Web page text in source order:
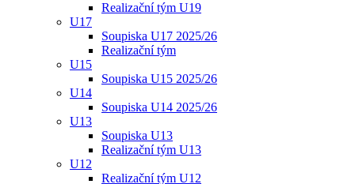
Realizační tým U19
U17
Soupiska U17 2025/26
Realizační tým
U15
Soupiska U15 2025/26
U14
Soupiska U14 2025/26
U13
Soupiska U13
Realizační tým U13
U12
Realizační tým U12